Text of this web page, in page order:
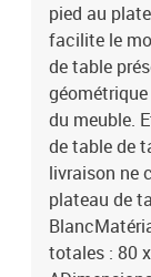
pied au
facilite le
de table
du meuble.
de table de
livraison ne
plateau de
totales : 80